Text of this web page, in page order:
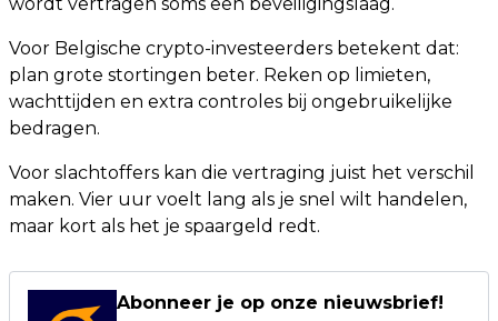
Voor Belgische crypto-investeerders betekent dat:
plan grote stortingen beter. Reken op limieten,
wachttijden en extra controles bij ongebruikelijke
bedragen.
Voor slachtoffers kan die vertraging juist het verschil
maken. Vier uur voelt lang als je snel wilt handelen,
maar kort als het je spaargeld redt.
Abonneer je op onze nieuwsbrief!